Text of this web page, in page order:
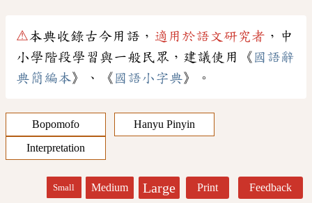
⚠本典收錄古今用語， 適用於語文研究者 ，中
小學階段學習與一般民眾，建議使用《 國語辭
典簡編本》、《 國語小字典》。
Bopomofo
Hanyu Pinyin
Interpretation
Small Medium Large Print Feedback